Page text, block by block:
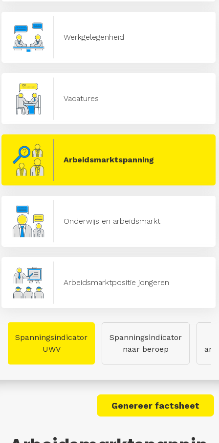
Werkgelegenheid
Vacatures
Arbeidsmarktspanning
Onderwijs en arbeidsmarkt
Arbeidsmarktpositie jongeren
Spanningsindicator
UWV
Spanningsindicator
naar beroep
Genereer factsheet